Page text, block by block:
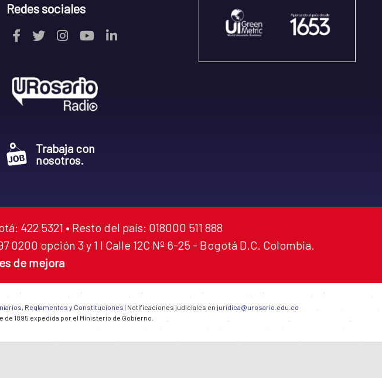
Redes sociales
Trabaja con
nosotros.
422 5321 • Resto del país: 018000 511 888
0200 opción 3 y 1 I Calle 12C Nº 6-25 - Bogotá D.C. Colombia.
de mejora
Reglamentos y Constituciones | Notificaciones judiciales en juridica@urosario.edu.co
1895 expedida por el Ministerio de Gobierno.